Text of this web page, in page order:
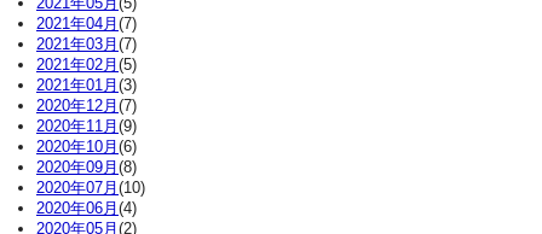
2021年04月 (7)
2021年03月 (7)
2021年02月 (5)
2021年01月 (3)
2020年12月 (7)
2020年11月 (9)
2020年10月 (6)
2020年09月 (8)
2020年07月 (10)
2020年06月 (4)
2020年05月 (2)